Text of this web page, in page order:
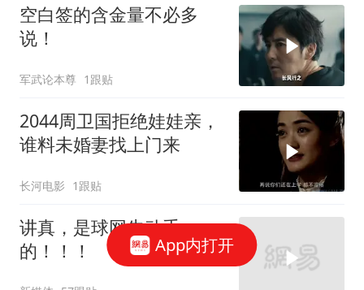
空白签的含金量不必多
说！
军武论本尊 1跟贴
2044周卫国拒绝娃娃亲，
谁料未婚妻找上门来
长河电影 1跟贴
讲真，是球网先动手
的！！！
App内打开